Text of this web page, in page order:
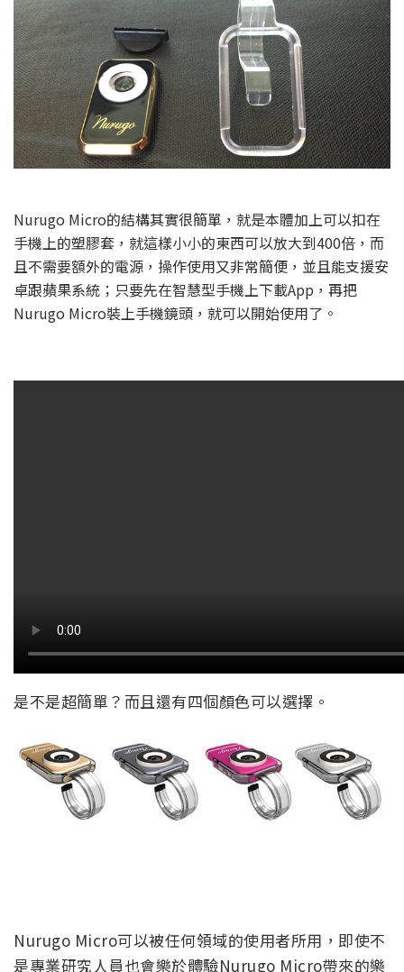
Nurugo Micro的結構其實很簡單，就是本體加上可以扣在
手機上的塑膠套，就這樣小小的東西可以放大到400倍，而
且不需要額外的電源，操作使用又非常簡便，並且能支援安
卓跟蘋果系統；只要先在智慧型手機上下載App，再把
Nurugo Micro裝上手機鏡頭，就可以開始使用了。
是不是超簡單？而且還有四個顏色可以選擇。
Nurugo Micro可以被任何領域的使用者所用，即使不
是專業研究人員也會樂於體驗Nurugo Micro帶來的樂